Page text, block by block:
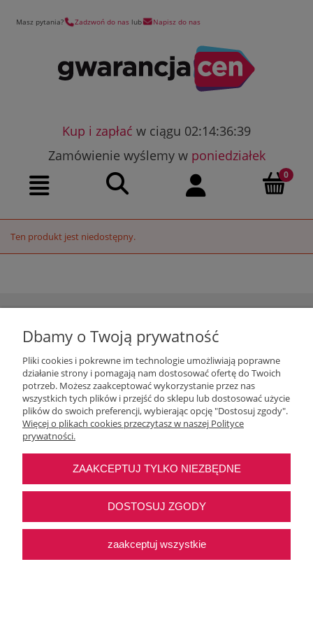
Masz pytania? Zadzwoń do nas lub Napisz do nas
Kup i zapłać w ciągu 02:14:36:39
Zamówienie wyślemy w poniedziałek
Ten produkt jest niedostępny.
Moje konto
O nas
Najczęstsze pytania
Pomoc
Dbamy o Twoją prywatność
Pliki cookies i pokrewne im technologie umożliwiają poprawne
działanie strony i pomagają nam dostosować ofertę do Twoich
potrzeb. Możesz zaakceptować wykorzystanie przez nas
wszystkich tych plików i przejść do sklepu lub dostosować użycie
plików do swoich preferencji, wybierając opcję "Dostosuj zgody".
Więcej o plikach cookies przeczytasz w naszej Polityce
prywatności.
ZAAKCEPTUJ TYLKO NIEZBĘDNE
DOSTOSUJ ZGODY
zaakceptuj wszystkie